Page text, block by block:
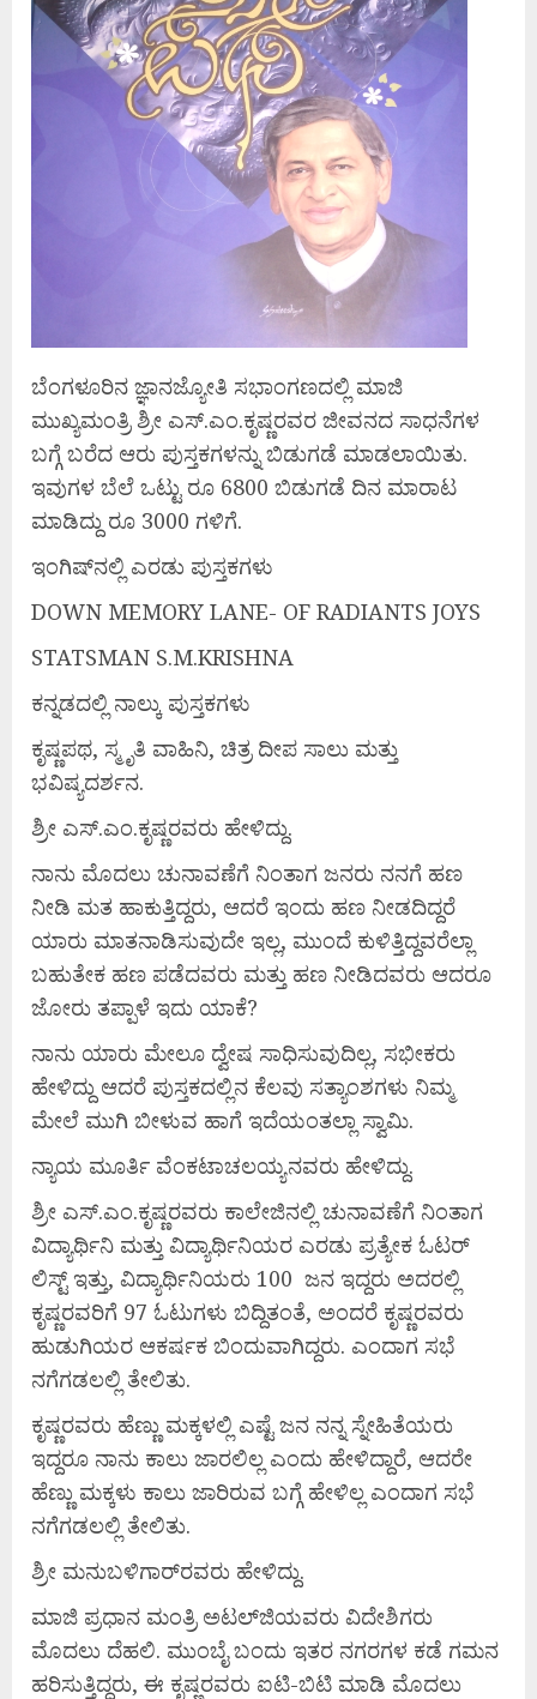
ಬೆಂಗಳೂರಿನ ಜ್ಞಾನಜ್ಯೋತಿ ಸಭಾಂಗಣದಲ್ಲಿ ಮಾಜಿ
ಮುಖ್ಯಮಂತ್ರಿ ಶ್ರೀ ಎಸ್.ಎಂ.ಕೃಷ್ಣರವರ ಜೀವನದ ಸಾಧನೆಗಳ
ಬಗ್ಗೆ ಬರೆದ ಆರು ಪುಸ್ತಕಗಳನ್ನು ಬಿಡುಗಡೆ ಮಾಡಲಾಯಿತು.
ಇವುಗಳ ಬೆಲೆ ಒಟ್ಟು ರೂ 6800 ಬಿಡುಗಡೆ ದಿನ ಮಾರಾಟ
ಮಾಡಿದ್ದು ರೂ 3000 ಗಳಿಗೆ.
ಇಂಗಿಷ್‌ನಲ್ಲಿ ಎರಡು ಪುಸ್ತಕಗಳು
DOWN MEMORY LANE- OF RADIANTS JOYS
STATSMAN S.M.KRISHNA
ಕನ್ನಡದಲ್ಲಿ ನಾಲ್ಕು ಪುಸ್ತಕಗಳು
ಕೃಷ್ಣಪಥ, ಸ್ಮೃತಿ ವಾಹಿನಿ, ಚಿತ್ರ ದೀಪ ಸಾಲು ಮತ್ತು
ಭವಿಷ್ಯದರ್ಶನ.
ಶ್ರೀ ಎಸ್.ಎಂ.ಕೃಷ್ಣರವರು ಹೇಳಿದ್ದು.
ನಾನು ಮೊದಲು ಚುನಾವಣೆಗೆ ನಿಂತಾಗ ಜನರು ನನಗೆ ಹಣ
ನೀಡಿ ಮತ ಹಾಕುತ್ತಿದ್ದರು, ಆದರೆ ಇಂದು ಹಣ ನೀಡದಿದ್ದರೆ
ಯಾರು ಮಾತನಾಡಿಸುವುದೇ ಇಲ್ಲ, ಮುಂದೆ ಕುಳಿತ್ತಿದ್ದವರೆಲ್ಲಾ
ಬಹುತೇಕ ಹಣ ಪಡೆದವರು ಮತ್ತು ಹಣ ನೀಡಿದವರು ಆದರೂ
ಜೋರು ತಪ್ಪಾಳೆ ಇದು ಯಾಕೆ?
ನಾನು ಯಾರು ಮೇಲೂ ದ್ವೇಷ ಸಾಧಿಸುವುದಿಲ್ಲ, ಸಭೀಕರು
ಹೇಳಿದ್ದು ಆದರೆ ಪುಸ್ತಕದಲ್ಲಿನ ಕೆಲವು ಸತ್ಯಾಂಶಗಳು ನಿಮ್ಮ
ಮೇಲೆ ಮುಗಿ ಬೀಳುವ ಹಾಗೆ ಇದೆಯಂತಲ್ಲಾ ಸ್ವಾಮಿ.
ನ್ಯಾಯ ಮೂರ್ತಿ ವೆಂಕಟಾಚಲಯ್ಯನವರು ಹೇಳಿದ್ದು.
ಶ್ರೀ ಎಸ್.ಎಂ.ಕೃಷ್ಣರವರು ಕಾಲೇಜಿನಲ್ಲಿ ಚುನಾವಣೆಗೆ ನಿಂತಾಗ
ವಿದ್ಯಾರ್ಥಿನಿ ಮತ್ತು ವಿದ್ಯಾರ್ಥಿನಿಯರ ಎರಡು ಪ್ರತ್ಯೇಕ ಓಟರ್
ಲಿಸ್ಟ್ ಇತ್ತು, ವಿದ್ಯಾರ್ಥಿನಿಯರು 100 ಜನ ಇದ್ದರು ಅದರಲ್ಲಿ
ಕೃಷ್ಣರವರಿಗೆ 97 ಓಟುಗಳು ಬಿದ್ದಿತಂತೆ, ಅಂದರೆ ಕೃಷ್ಣರವರು
ಹುಡುಗಿಯರ ಆಕರ್ಷಕ ಬಿಂದುವಾಗಿದ್ದರು. ಎಂದಾಗ ಸಭೆ
ನಗೆಗಡಲಲ್ಲಿ ತೇಲಿತು.
ಕೃಷ್ಣರವರು ಹೆಣ್ಣು ಮಕ್ಕಳಲ್ಲಿ ಎಷ್ಟೆ ಜನ ನನ್ನ ಸ್ನೇಹಿತೆಯರು
ಇದ್ದರೂ ನಾನು ಕಾಲು ಜಾರಲಿಲ್ಲ ಎಂದು ಹೇಳಿದ್ದಾರೆ, ಆದರೇ
ಹೆಣ್ಣು ಮಕ್ಕಳು ಕಾಲು ಜಾರಿರುವ ಬಗ್ಗೆ ಹೇಳಿಲ್ಲ ಎಂದಾಗ ಸಭೆ
ನಗೆಗಡಲಲ್ಲಿ ತೇಲಿತು.
ಶ್ರೀ ಮನುಬಳಿಗಾರ್‌ರವರು ಹೇಳಿದ್ದು.
ಮಾಜಿ ಪ್ರಧಾನ ಮಂತ್ರಿ ಅಟಲ್‌ಜಿಯವರು ವಿದೇಶಿಗರು
ಮೊದಲು ದೆಹಲಿ. ಮುಂಬೈ ಬಂದು ಇತರ ನಗರಗಳ ಕಡೆ ಗಮನ
ಹರಿಸುತ್ತಿದ್ದರು, ಈ ಕೃಷ್ಣರವರು ಐಟಿ-ಬಿಟಿ ಮಾಡಿ ಮೊದಲು